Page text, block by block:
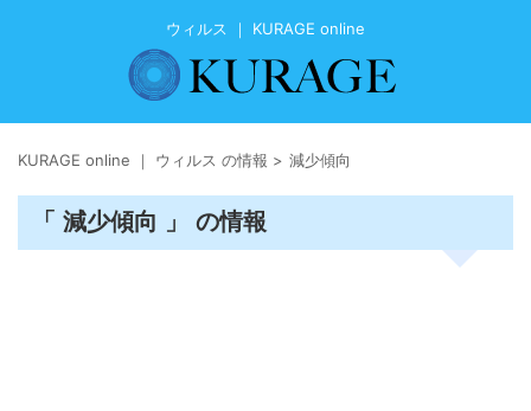
ウィルス ｜ KURAGE online
KURAGE online ｜ ウィルス の情報 > 減少傾向
「 減少傾向 」 の情報